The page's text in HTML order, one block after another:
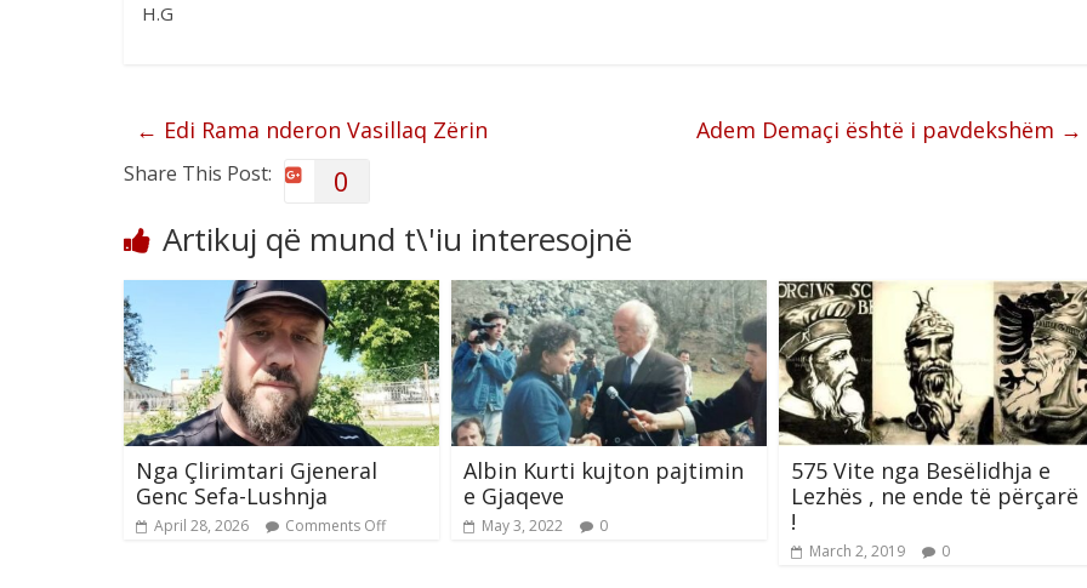
H.G
← Edi Rama nderon Vasillaq Zërin Adem Demaçi është i pavdekshëm →
Share This Post: 0
Artikuj që mund t\'iu interesojnë
Nga Çlirimtari Gjeneral
Genc Sefa-Lushnja
April 28, 2026 Comments Off
Albin Kurti kujton pajtimin
e Gjaqeve
May 3, 2022 0
575 Vite nga Besëlidhja e
Lezhës , ne ende të përçarë
!
March 2, 2019 0